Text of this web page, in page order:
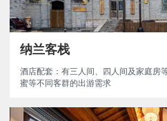
纳兰客栈
酒店配套：有三人间、四人间及家庭房
蜜等不同客群的出游需求